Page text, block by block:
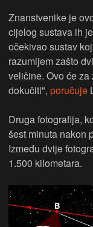
Znanstvenike je
cijelog sustava ih
očekivao sustav
razumijem zašto
veličine. Ovo će
dokučiti", poručuje
Druga fotografija,
šest minuta nakon
Između dvije
1.500 kilometara.